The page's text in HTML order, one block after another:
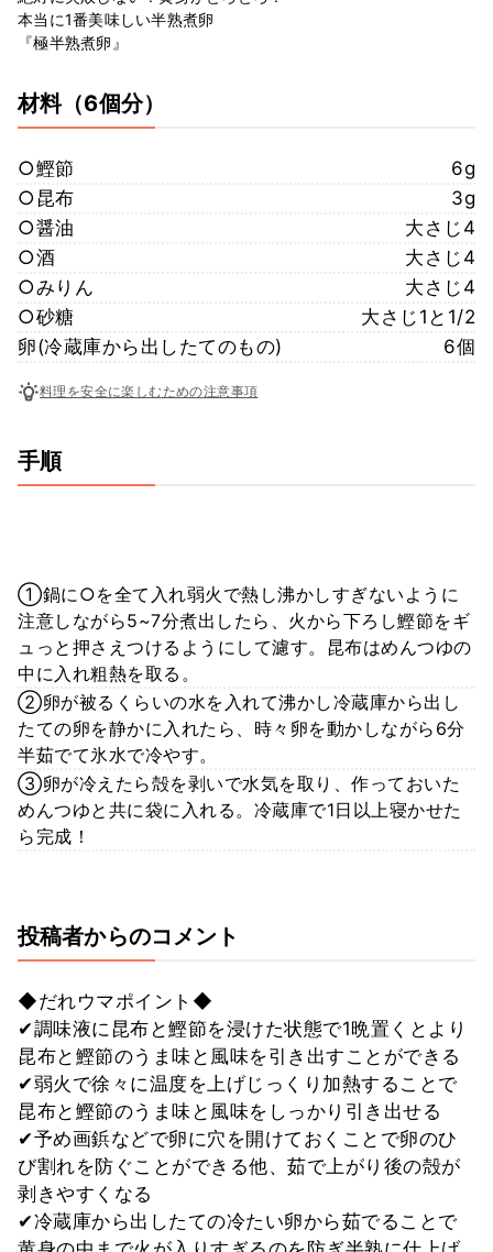
本当に1番美味しい半熟煮卵
『極半熟煮卵』
材料（6個分）
○鰹節
6g
○昆布
3g
○醤油
大さじ4
○酒
大さじ4
○みりん
大さじ4
○砂糖
大さじ1と1/2
卵(冷蔵庫から出したてのもの)
6個
料理を安全に楽しむための注意事項
手順
①鍋に○を全て入れ弱火で熱し沸かしすぎないように
注意しながら5~7分煮出したら、火から下ろし鰹節をギ
ュっと押さえつけるようにして濾す。昆布はめんつゆの
中に入れ粗熱を取る。
②卵が被るくらいの水を入れて沸かし冷蔵庫から出し
たての卵を静かに入れたら、時々卵を動かしながら6分
半茹でて氷水で冷やす。
③卵が冷えたら殻を剥いで水気を取り、作っておいた
めんつゆと共に袋に入れる。冷蔵庫で1日以上寝かせた
ら完成！
投稿者からのコメント
◆だれウマポイント◆
✔︎調味液に昆布と鰹節を浸けた状態で1晩置くとより
昆布と鰹節のうま味と風味を引き出すことができる
✔︎弱火で徐々に温度を上げじっくり加熱することで
昆布と鰹節のうま味と風味をしっかり引き出せる
✔︎予め画鋲などで卵に穴を開けておくことで卵のひ
び割れを防ぐことができる他、茹で上がり後の殻が
剥きやすくなる
✔︎冷蔵庫から出したての冷たい卵から茹でることで